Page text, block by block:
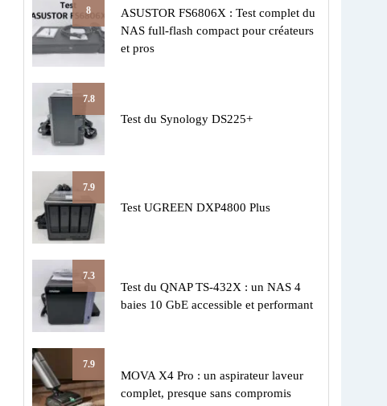
8
ASUSTOR FS6806X : Test complet du
NAS full-flash compact pour créateurs
et pros
7.8
Test du Synology DS225+
7.9
Test UGREEN DXP4800 Plus
7.3
Test du QNAP TS-432X : un NAS 4
baies 10 GbE accessible et performant
7.9
MOVA X4 Pro : un aspirateur laveur
complet, presque sans compromis